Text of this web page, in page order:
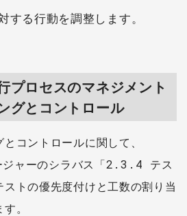
する行動を調整します。
プロセスのマネジメント
グとコントロール
コントロールに関して、
ジャーのシラバス「2.3.4 テス
ストの優先度付けと工数の割り当
。